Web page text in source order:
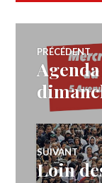
de
PRÉCÉDENT
Article
précédent :
SUIVANT
Article
Loin